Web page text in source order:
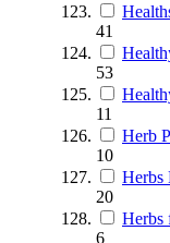
41
53
11
Herb
10
Herbs
20
Herbs
6